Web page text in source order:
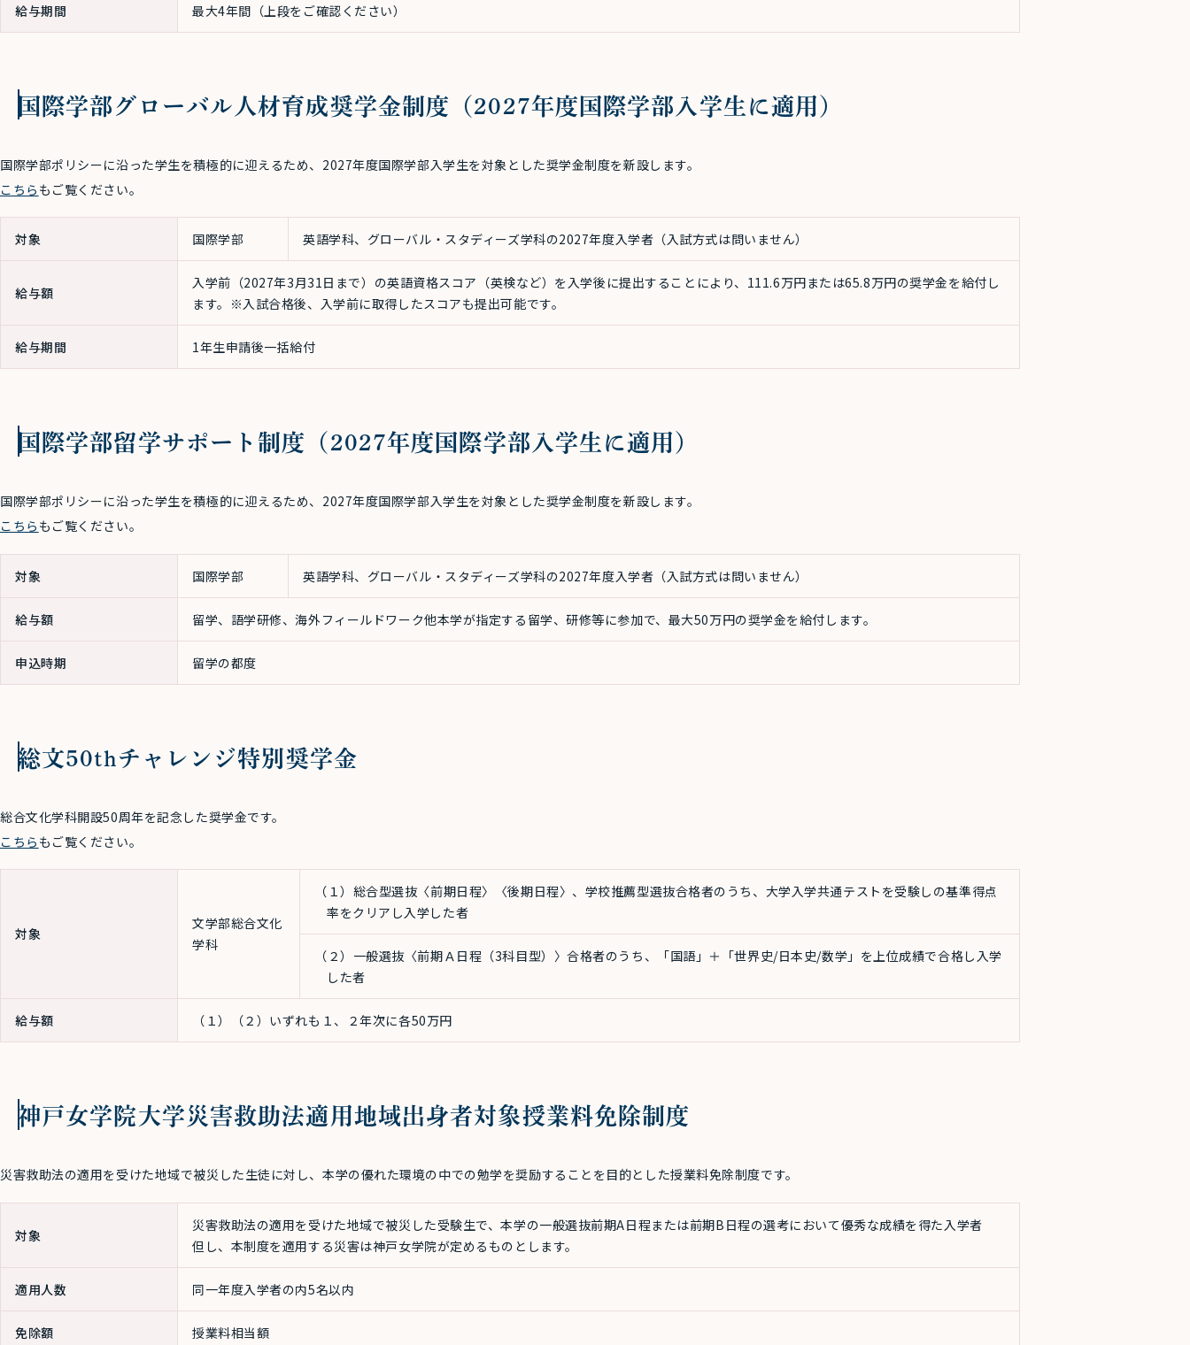
給与期間 最大4年間（上段をご確認ください）
国際学部グローバル人材育成奨学金制度（2027年度国際学部入学生に適用）
国際学部ポリシーに沿った学生を積極的に迎えるため、2027年度国際学部入学生を対象とした奨学金制度を新設します。
こちら もご覧ください。
対象 国際学部 英語学科、グローバル・スタディーズ学科の2027年度入学者（入試方式は問いません）
給与額
入学前（2027年3月31日まで）の英語資格スコア（英検など）を入学後に提出することにより、111.6万円または65.8万円の奨学金を給付し
ます。※入試合格後、入学前に取得したスコアも提出可能です。
給与期間 1年生申請後一括給付
国際学部留学サポート制度（2027年度国際学部入学生に適用）
国際学部ポリシーに沿った学生を積極的に迎えるため、2027年度国際学部入学生を対象とした奨学金制度を新設します。
こちら もご覧ください。
対象 国際学部 英語学科、グローバル・スタディーズ学科の2027年度入学者（入試方式は問いません）
給与額 留学、語学研修、海外フィールドワーク他本学が指定する留学、研修等に参加で、最大50万円の奨学金を給付します。
申込時期 留学の都度
総文50thチャレンジ特別奨学金
総合文化学科開設50周年を記念した奨学金です。
こちら もご覧ください。
対象
文学部総合文化
学科
（１）総合型選抜〈前期日程〉〈後期日程〉、学校推薦型選抜合格者のうち、大学入学共通テストを受験しの基準得点
率をクリアし入学した者
（２）一般選抜〈前期Ａ日程（3科目型）〉合格者のうち、「国語」＋「世界史/日本史/数学」を上位成績で合格し入学
した者
給与額 （１）（２）いずれも１、２年次に各50万円
神戸女学院大学災害救助法適用地域出身者対象授業料免除制度
災害救助法の適用を受けた地域で被災した生徒に対し、本学の優れた環境の中での勉学を奨励することを目的とした授業料免除制度です。
対象
災害救助法の適用を受けた地域で被災した受験生で、本学の一般選抜前期A日程または前期B日程の選考において優秀な成績を得た入学者
但し、本制度を適用する災害は神戸女学院が定めるものとします。
適用人数 同一年度入学者の内5名以内
免除額 授業料相当額